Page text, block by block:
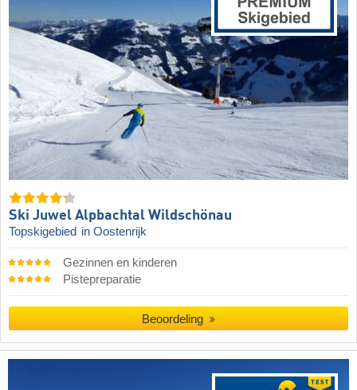
Ski Juwel Alpbachtal Wildschönau
Topskigebied in Oostenrijk
Gezinnen en kinderen
Pistepreparatie
Beoordeling